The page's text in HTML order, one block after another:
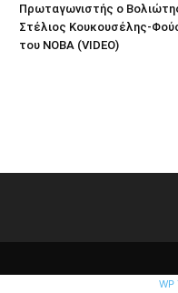
Πρωταγωνιστής ο
Στέλιος Κουκουσέλης-
του ΝΟΒΑ (VIDEO)
WP